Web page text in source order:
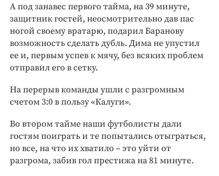
А под занавес первого тайма, на 39 минуте,
защитник гостей, неосмотрительно дав пас
ногой своему вратарю, подарил Баранову
возможность сделать дубль. Дима не упустил
ее и, первым успев к мячу, без всяких проблем
отправил его в сетку.
На перерыв команды ушли с разгромным
счетом 3:0 в пользу «Калуги».
Во втором тайме наши футболисты дали
гостям поиграть и те попытались отыграться,
но все, на что их хватило – это уйти от
разгрома, забив гол престижа на 81 минуте.